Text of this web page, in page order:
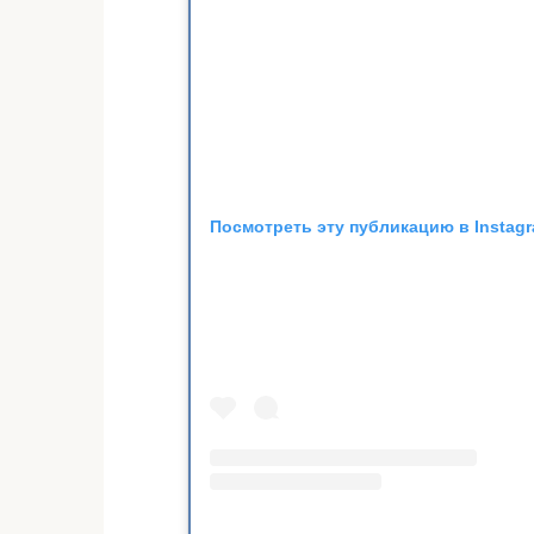
Посмотреть эту публикацию в